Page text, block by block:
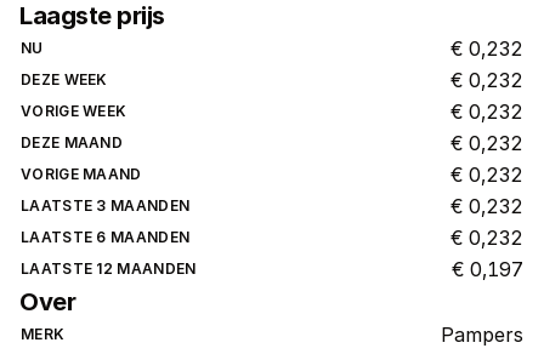
Laagste prijs
NU € 0,232
DEZE WEEK € 0,232
VORIGE WEEK € 0,232
DEZE MAAND € 0,232
VORIGE MAAND € 0,232
LAATSTE 3 MAANDEN € 0,232
LAATSTE 6 MAANDEN € 0,232
LAATSTE 12 MAANDEN € 0,197
Over
MERK Pampers